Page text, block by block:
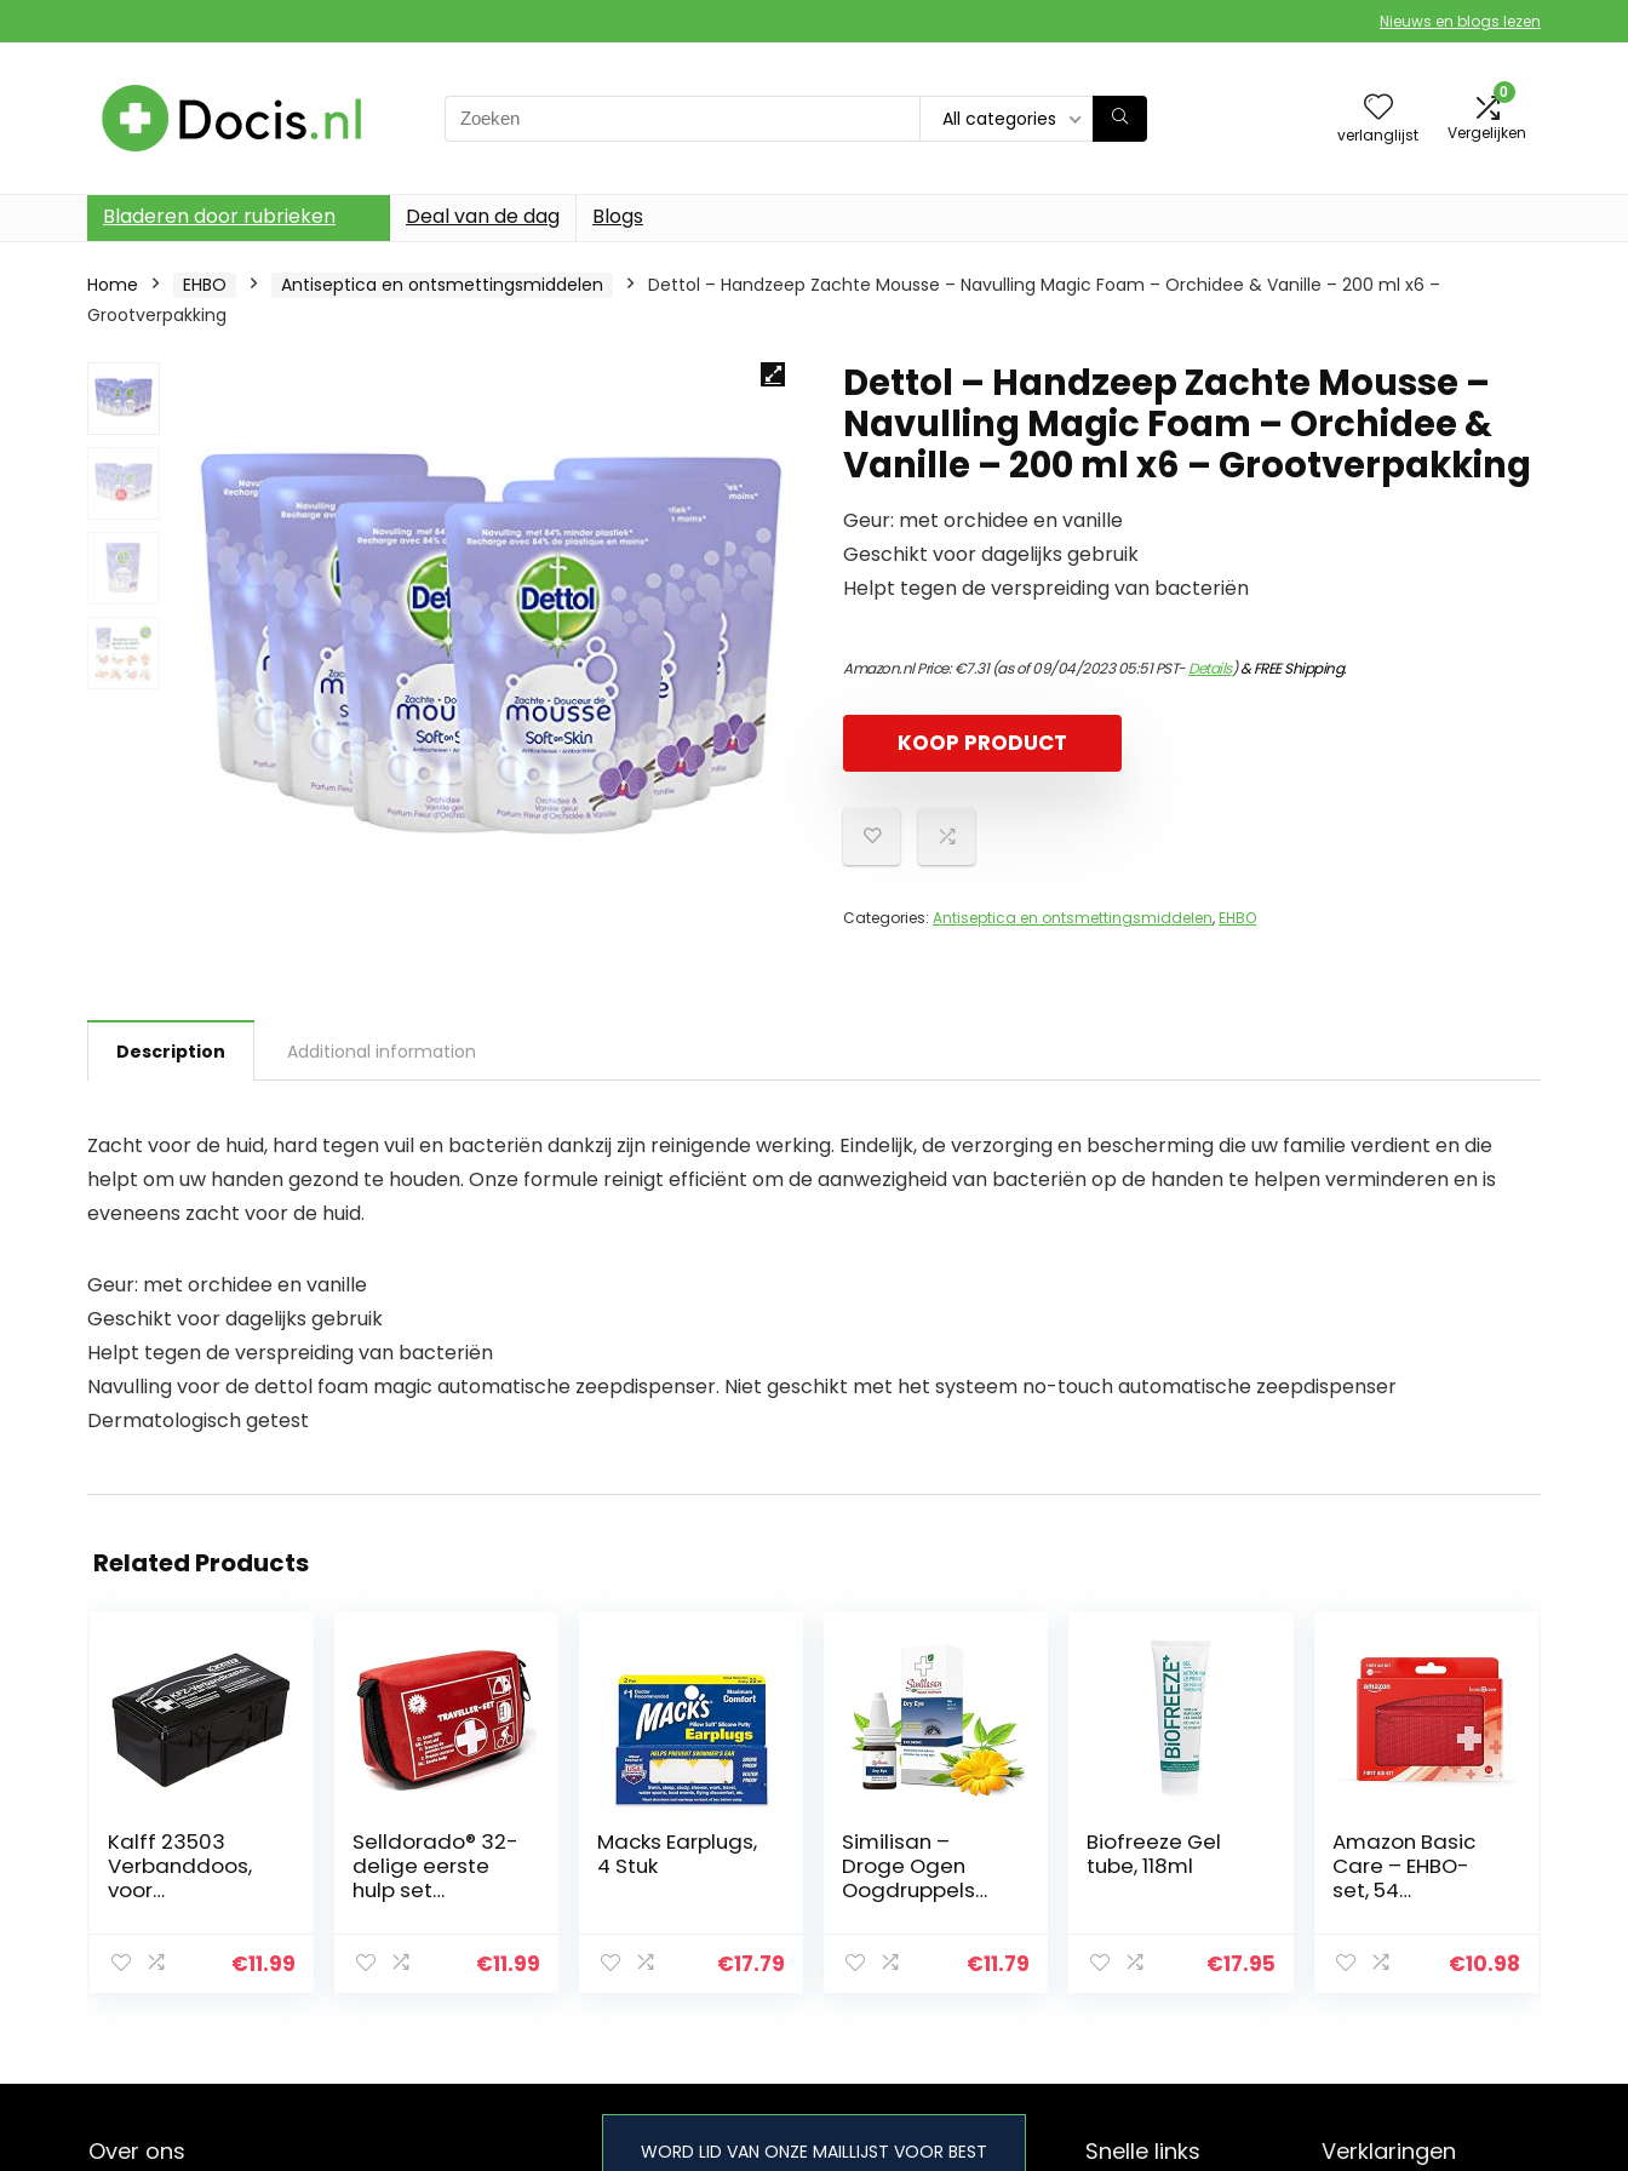
Nieuws en blogs lezen
Search
for:
All categories
verlanglijst
0
Vergelijken
Bladeren door rubrieken Deal van de dag Blogs
Home EHBO Antiseptica en ontsmettingsmiddelen
Dettol – Handzeep Zachte Mousse – Navulling Magic Foam – Orchidee & Vanille – 200 ml x6 –
Grootverpakking
Dettol – Handzeep Zachte Mousse –
Navulling Magic Foam – Orchidee &
Vanille – 200 ml x6 – Grootverpakking
Geur: met orchidee en vanille
Geschikt voor dagelijks gebruik
Helpt tegen de verspreiding van bacteriën
Amazon.nl Price:€7.31(as of 09/04/2023 05:51 PST-Details)&FREE Shipping.
KOOP PRODUCT
Categories: Antiseptica en ontsmettingsmiddelen,EHBO
Description Additional information
Zacht voor de huid, hard tegen vuil en bacteriën dankzij zijn reinigende werking. Eindelijk, de verzorging en bescherming die uw familie verdient en die
helpt om uw handen gezond te houden. Onze formule reinigt efficiënt om de aanwezigheid van bacteriën op de handen te helpen verminderen en is
eveneens zacht voor de huid.
Geur: met orchidee en vanille
Geschikt voor dagelijks gebruik
Helpt tegen de verspreiding van bacteriën
Navulling voor de dettol foam magic automatische zeepdispenser. Niet geschikt met het systeem no-touch automatische zeepdispenser
Dermatologisch getest
Related Products
Kalff 23503
Verbanddoos,
voor
quad, SUV,
€11.99
Selldorado® 32-
delige eerste
hulp set
ideaal voor
€11.99
Macks Earplugs,
4 Stuk
€17.79
Similisan –
Droge Ogen
Oogdruppels
Vermindert
€11.79
Biofreeze Gel
tube, 118ml
€17.95
Amazon Basic
Care – EHBO-
set, 54
€10.98
Over ons WORD LID VAN ONZE MAILLIJST VOOR BEST Snelle links Verklaringen